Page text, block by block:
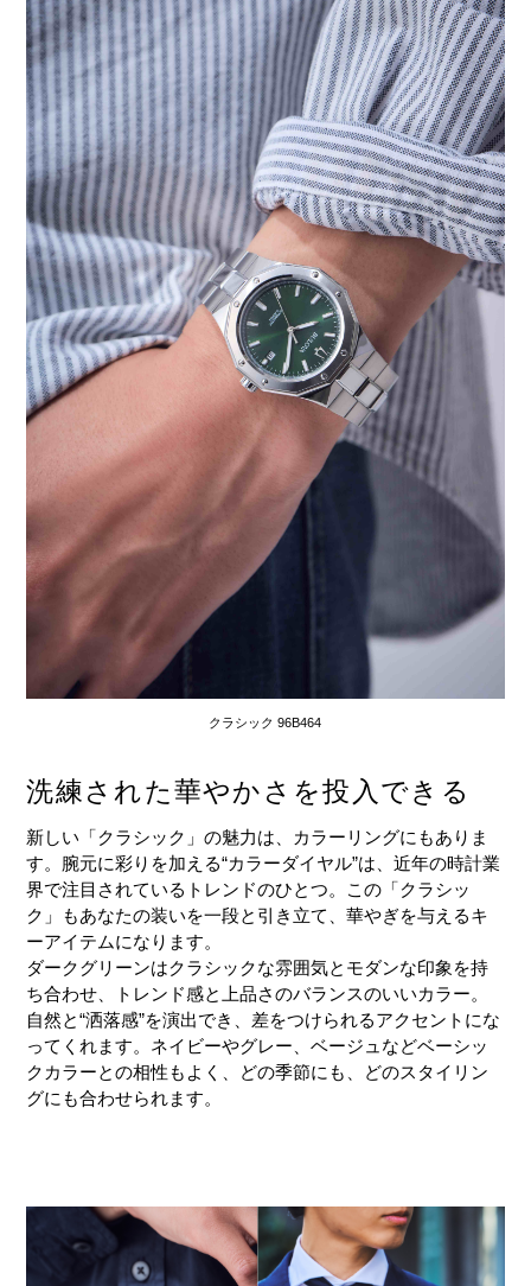
クラシック 96B464
洗練された華やかさを投入できる
新しい「クラシック」の魅力は、カラーリングにもありま
す。腕元に彩りを加える“カラーダイヤル”は、近年の時計業
界で注目されているトレンドのひとつ。この「クラシッ
ク」もあなたの装いを一段と引き立て、華やぎを与えるキ
ーアイテムになります。
ダークグリーンはクラシックな雰囲気とモダンな印象を持
ち合わせ、トレンド感と上品さのバランスのいいカラー。
自然と“洒落感”を演出でき、差をつけられるアクセントにな
ってくれます。ネイビーやグレー、ベージュなどベーシッ
クカラーとの相性もよく、どの季節にも、どのスタイリン
グにも合わせられます。